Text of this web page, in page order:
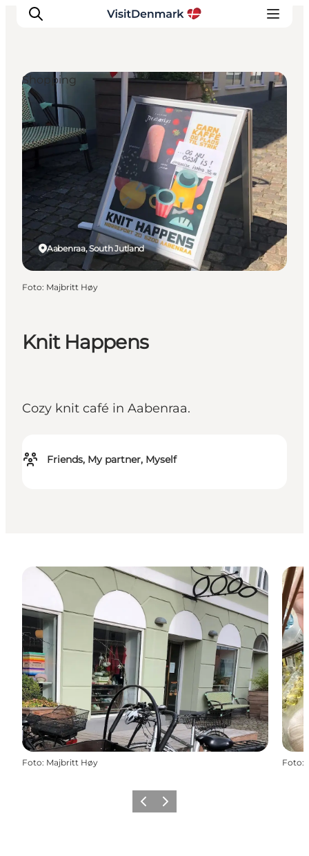
Inspiratie
Bestemmingen
Wat te doen
Accommodaties
Plan je reis
Knit Happens
Cozy knit café in Aabenraa.
Friends, My partner, Myself
Aabenraa, South Jutland
Shopping
Foto: Majbritt Høy
Foto: Majbritt Høy Foto:
Vorige Volgende